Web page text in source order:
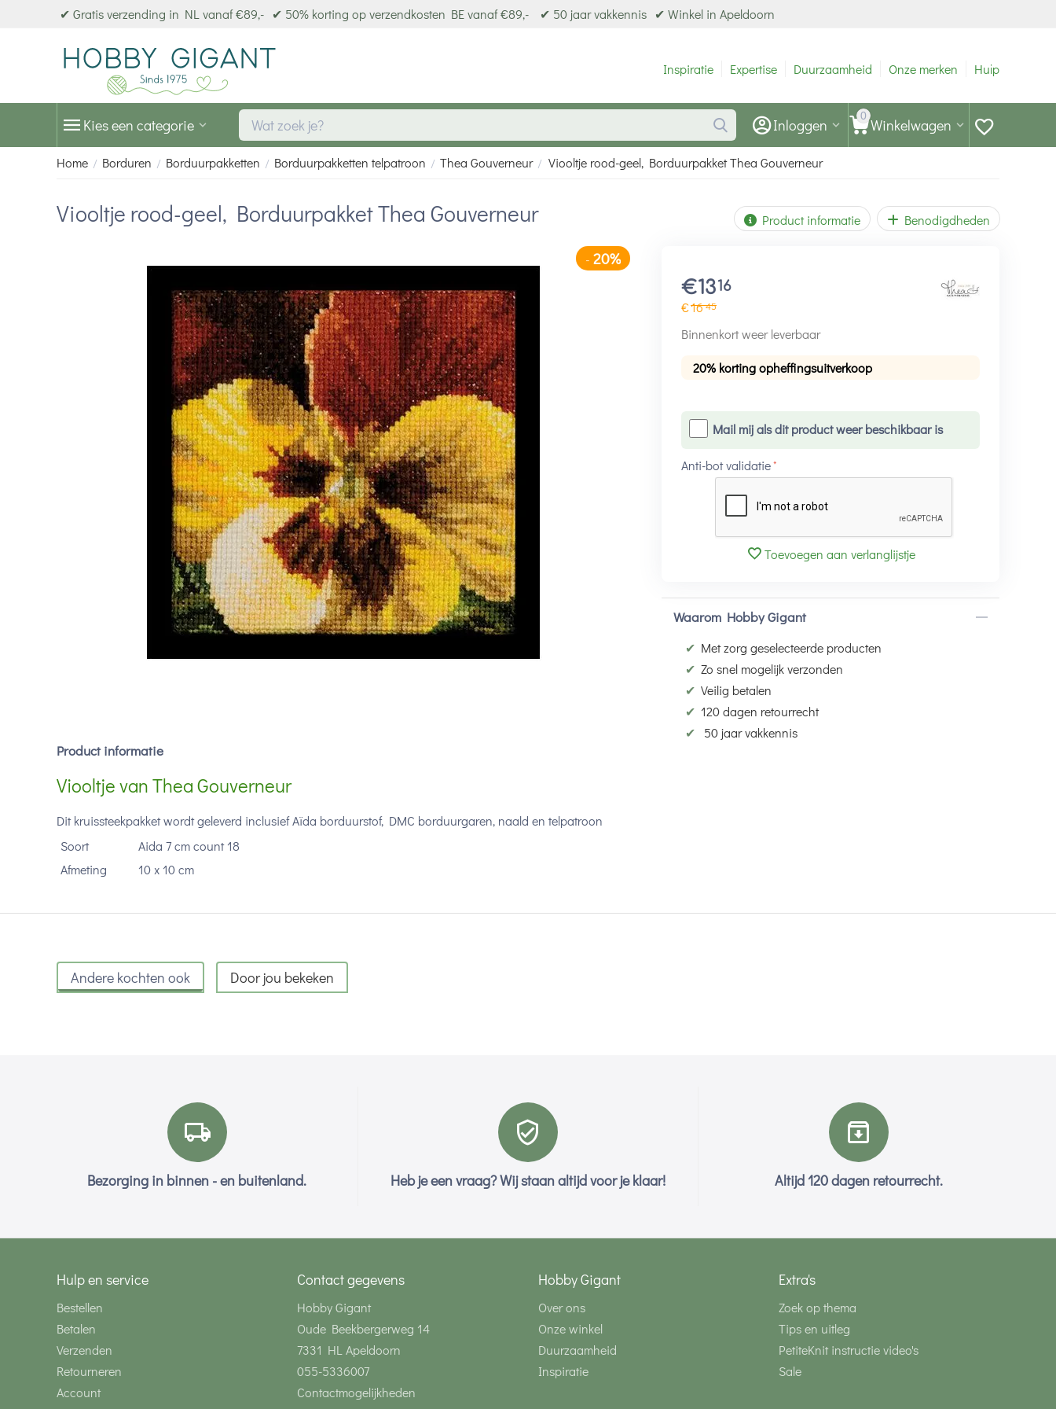
✔ Gratis verzending in NL vanaf €89,- ✔ 50% korting op verzendkosten BE vanaf €89,- ✔ 50 jaar vakkennis ✔ Winkel in Apeldoorn
Inspiratie Expertise Duurzaamheid Onze merken Hulp
Kies een categorie 0 Winkelwagen
Inloggen
Home / Borduren / Borduurpakketten / Borduurpakketten telpatroon / Thea Gouverneur / Viooltje rood-geel, Borduurpakket Thea Gouverneur
Viooltje rood-geel, Borduurpakket Thea Gouverneur Product informatie Benodigdheden
-20%
€1316
€1645
Binnenkort weer leverbaar
20% korting opheffingsuitverkoop
Mail mij als dit product weer beschikbaar is
Anti-bot validatie
Toevoegen aan verlanglijstje
Waarom Hobby Gigant
✔ Met zorg geselecteerde producten
✔ Zo snel mogelijk verzonden
✔ Veilig betalen
✔ 120 dagen retourrecht
✔
50 jaar vakkennis
Product informatie
Viooltje van Thea Gouverneur
Dit kruissteekpakket wordt geleverd inclusief Aïda borduurstof, DMC borduurgaren, naald en telpatroon
Soort
Aida 7 cm count 18
Afmeting
10 x 10 cm
Andere kochten ook Door jou bekeken
Bezorging in binnen - en buitenland. Heb je een vraag? Wij staan altijd voor je klaar! Altijd 120 dagen retourrecht.
Hulp en service
Bestellen
Betalen
Verzenden
Retourneren
Account
Contact gegevens
Hobby Gigant
Oude Beekbergerweg 14
7331 HL Apeldoorn
055-5336007
Contactmogelijkheden
Hobby Gigant
Over ons
Onze winkel
Duurzaamheid
Inspiratie
Extra's
Zoek op thema
Tips en uitleg
PetiteKnit instructie video's
Sale